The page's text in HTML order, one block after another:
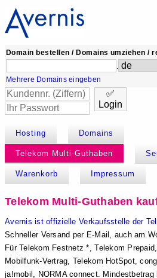
Domain bestellen / Domains umziehen /
.
Mehrere Domains eingeben
✅
Login
Hosting Domains
Telekom Multi-Guthaben
Warenkorb Impressum
Telekom Multi-Guthaben
Avernis ist offizielle Verkaufsstelle der
Schneller Versand per E-Mail, auch am
Für Telekom Festnetz *, Telekom
Mobilfunk-Vertrag, Telekom HotSpot,
ja!mobil, NORMA connect. Mindestbetrag